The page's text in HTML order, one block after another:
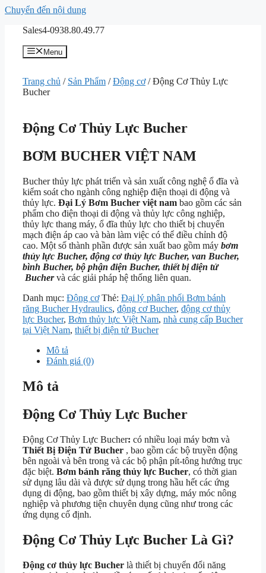
Chuyển đến nội dung
Sales4-0938.80.49.77
Menu
Trang chủ / Sản Phẩm /Động cơ/ Động Cơ Thủy Lực
Bucher
Động Cơ Thủy Lực Bucher
BƠM BUCHER VIỆT NAM
Bucher thủy lực phát triển và sản xuất công nghệ ổ đĩa và
kiểm soát cho ngành công nghiệp điện thoại di động và
thủy lực. Đại Lý Bơm Bucher việt nam bao gồm các sản
phẩm cho điện thoại di động và thủy lực công nghiệp,
thủy lực thang máy, ổ đĩa thủy lực cho thiết bị chuyển
mạch điện áp cao và bàn làm việc có thể điều chỉnh độ
cao. Một số thành phần được sản xuất bao gồm máy bơm
thủy lực Bucher, động cơ thủy lực Bucher, van Bucher,
bình Bucher, bộ phận điện Bucher, thiết bị điện tử
Buchervà các giải pháp hệ thống liên quan.
Danh mục: Động cơ Thẻ: Đại lý phân phối Bơm bánh
răng Bucher Hydraulics, động cơ Bucher, động cơ thủy
lực Bucher, Bơm thủy lực Việt Nam, nhà cung cấp Bucher
tại Việt Nam, thiết bị điện tử Bucher
Mô tả
Đánh giá (0)
Mô tả
Động Cơ Thủy Lực Bucher
Động Cơ Thủy Lực Bucher: có nhiều loại máy bơm và
Thiết Bị Điện Tử Bucher , bao gồm các bộ truyền động
bên ngoài và bên trong và các bộ phận pít-tông hướng trục
đặc biệt. Bơm bánh răng thủy lực Bucher, có thời gian
sử dụng lâu dài và được sử dụng trong hầu hết các ứng
dụng di động, bao gồm thiết bị xây dựng, máy móc nông
nghiệp và phương tiện chuyên dụng cũng như trong các
ứng dụng cố định.
Động Cơ Thủy Lực Bucher Là Gì?
Động cơ thủy lực Bucher là thiết bị chuyển đổi năng